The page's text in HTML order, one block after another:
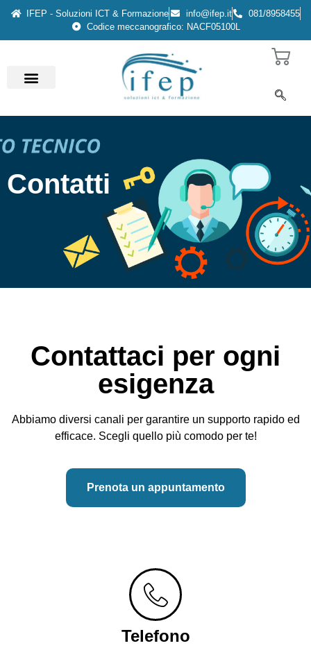
IFEP - Soluzioni ICT & Formazione info@ifep.it
081/8958455
Codice meccanografico: NACF05100L
Contatti
Contattaci per ogni
esigenza
Abbiamo diversi canali per garantire un supporto rapido ed
efficace. Scegli quello più comodo per te!
Prenota un appuntamento
Telefono